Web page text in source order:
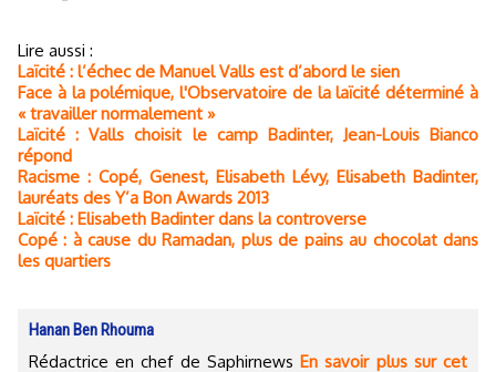
Lire aussi :
Laïcité : l’échec de Manuel Valls est d’abord le sien
Face à la polémique, l'Observatoire de la laïcité déterminé à
« travailler normalement »
Laïcité : Valls choisit le camp Badinter, Jean-Louis Bianco
répond
Racisme : Copé, Genest, Elisabeth Lévy, Elisabeth Badinter,
lauréats des Y’a Bon Awards 2013
Laïcité : Elisabeth Badinter dans la controverse
Copé : à cause du Ramadan, plus de pains au chocolat dans
les quartiers
Hanan Ben Rhouma
Rédactrice en chef de SaphirnewsEn savoir plus sur cet